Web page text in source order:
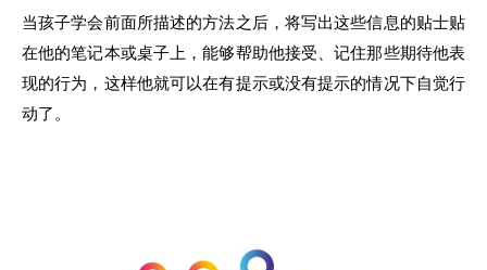
当孩子学会前面所描述的方法之后，将写出这些信息的贴士贴
在他的笔记本或桌子上，能够帮助他接受、记住那些期待他表
现的行为，这样他就可以在有提示或没有提示的情况下自觉行
动了。